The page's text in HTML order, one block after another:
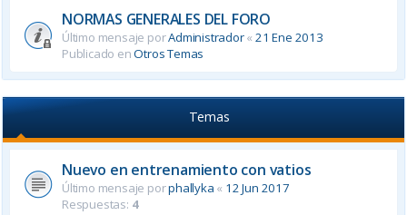
NORMAS GENERALES DEL FORO
Último mensaje porAdministrador«21 Ene 2013
Publicado enOtros Temas
Temas
Nuevo en entrenamiento con vatios
Último mensaje porphallyka « 12 Jun 2017
Respuestas: 4